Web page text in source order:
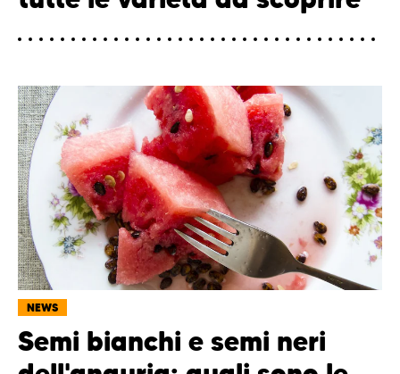
NEWS
Semi bianchi e semi neri